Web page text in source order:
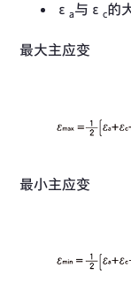
ε a与εc的
最大主应变
最小主应变